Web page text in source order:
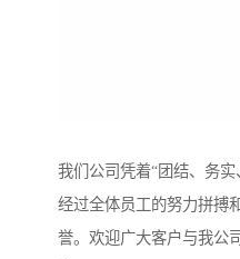
我们公司凭着“团结、务实
经过全体员工的努力拼搏
誉。欢迎广大客户与我公